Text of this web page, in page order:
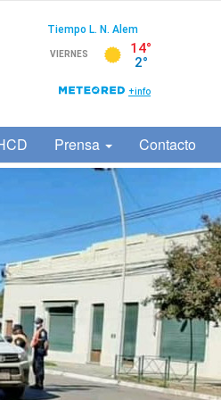
Prensa Contacto